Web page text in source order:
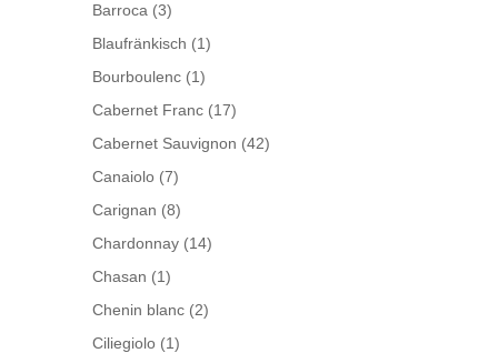
Barroca (3)
Blaufränkisch (1)
Bourboulenc (1)
Cabernet Franc (17)
Cabernet Sauvignon (42)
Canaiolo (7)
Carignan (8)
Chardonnay (14)
Chasan (1)
Chenin blanc (2)
Ciliegiolo (1)